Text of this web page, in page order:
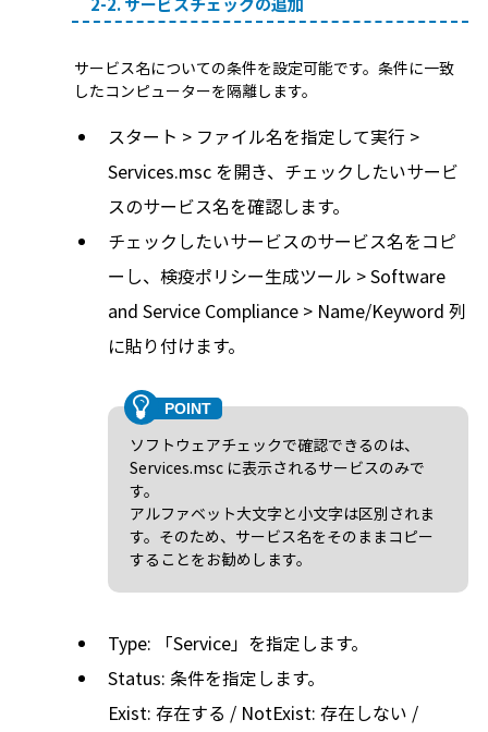
サービス名についての条件を設定可能です。条件に一致
したコンピューターを隔離します。
スタート > ファイル名を指定して実行 >
Services.msc を開き、チェックしたいサービ
スのサービス名を確認します。
チェックしたいサービスのサービス名をコピ
ーし、検疫ポリシー生成ツール > Software
and Service Compliance > Name/Keyword 列
に貼り付けます。
ソフトウェアチェックで確認できるのは、
Services.msc に表示されるサービスのみで
す。
アルファベット大文字と小文字は区別されま
す。そのため、サービス名をそのままコピー
することをお勧めします。
Type: 「Service」を指定します。
Status: 条件を指定します。
Exist: 存在する / NotExist: 存在しない /